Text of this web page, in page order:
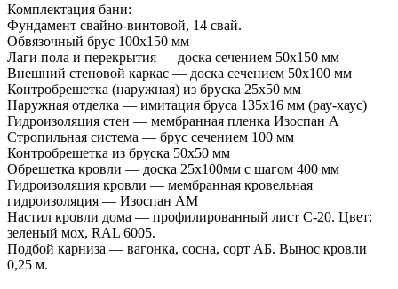
Комплектация бани:
Фундамент свайно-винтовой, 14 свай.
Обвязочный брус 100х150 мм
Лаги пола и перекрытия — доска сечением 50х150 мм
Внешний стеновой каркас — доска сечением 50х100 мм
Контробрешетка (наружная) из бруска 25х50 мм
Наружная отделка — имитация бруса 135х16 мм (рау-хаус)
Гидроизоляция стен — мембранная пленка Изоспан А
Стропильная система — брус сечением 100 мм
Контробрешетка из бруска 50х50 мм
Обрешетка кровли — доска 25х100мм с шагом 400 мм
Гидроизоляция кровли — мембранная кровельная
гидроизоляция — Изоспан АМ
Настил кровли дома — профилированный лист С-20. Цвет:
зеленый мох, RAL 6005.
Подбой карниза — вагонка, сосна, сорт АБ. Вынос кровли
0,25 м.